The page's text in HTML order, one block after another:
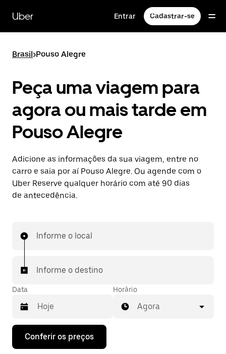
para
conteúdo
Uber Entrar Cadastrar-se
Brasil>Pouso Alegre
Peça uma viagem para
agora ou mais tarde em
Pouso Alegre
Adicione as informações da sua viagem, entre no
carro e saia por aí Pouso Alegre. Ou agende com o
Uber Reserve qualquer horário com até 90 dias
de antecedência.
Informe o local
Informe o destino
Data
Pressione
seta
Horário
Agora
Conferir os preços